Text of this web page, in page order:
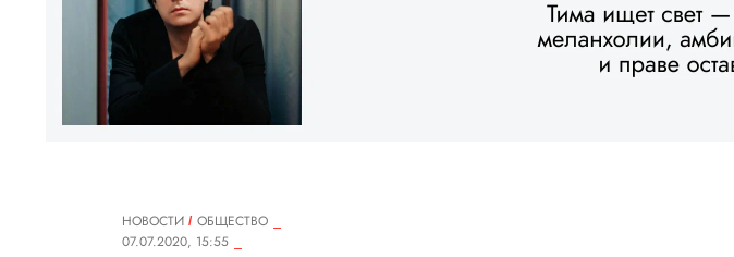
НОВОСТИ
ОБЩЕСТВО
07.07.2020, 15:55